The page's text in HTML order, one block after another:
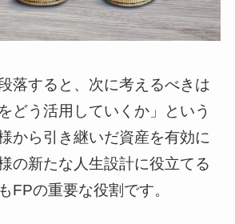
落すると、次に考えるべきは
どう活用していくか」という
から引き継いだ資産を有効に
の新たな人生設計に役立てる
FPの重要な役割です。